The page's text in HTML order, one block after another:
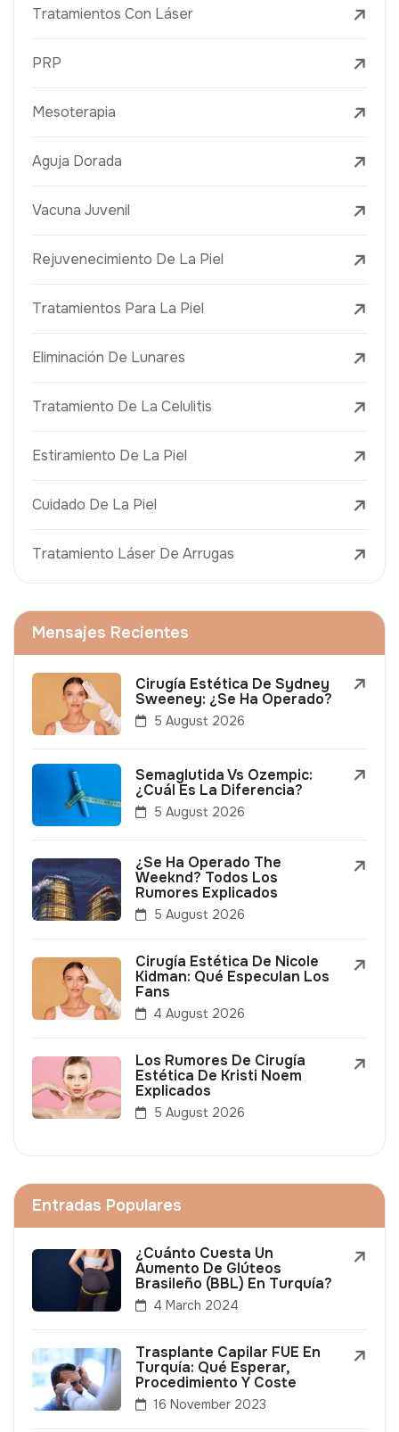
Tratamientos Con Láser
PRP
Mesoterapia
Aguja Dorada
Vacuna Juvenil
Rejuvenecimiento De La Piel
Tratamientos Para La Piel
Eliminación De Lunares
Tratamiento De La Celulitis
Estiramiento De La Piel
Cuidado De La Piel
Tratamiento Láser De Arrugas
Mensajes Recientes
Cirugía Estética De Sydney
Sweeney: ¿Se Ha Operado?
5 August 2026
Semaglutida Vs Ozempic:
¿Cuál Es La Diferencia?
5 August 2026
¿Se Ha Operado The
Weeknd? Todos Los
Rumores Explicados
5 August 2026
Cirugía Estética De Nicole
Kidman: Qué Especulan Los
Fans
4 August 2026
Los Rumores De Cirugía
Estética De Kristi Noem
Explicados
5 August 2026
Entradas Populares
¿Cuánto Cuesta Un
Aumento De Glúteos
Brasileño (BBL) En Turquía?
4 March 2024
Trasplante Capilar FUE En
Turquía: Qué Esperar,
Procedimiento Y Coste
16 November 2023